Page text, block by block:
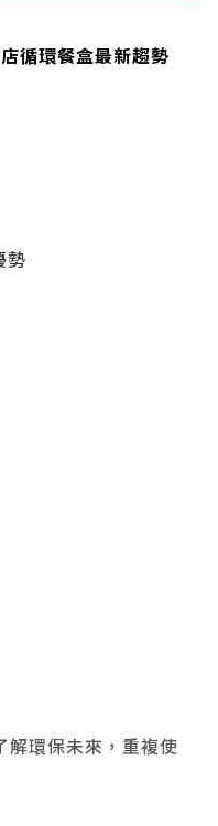
循環餐盒最新趨勢
勢
解環保未來，重複使